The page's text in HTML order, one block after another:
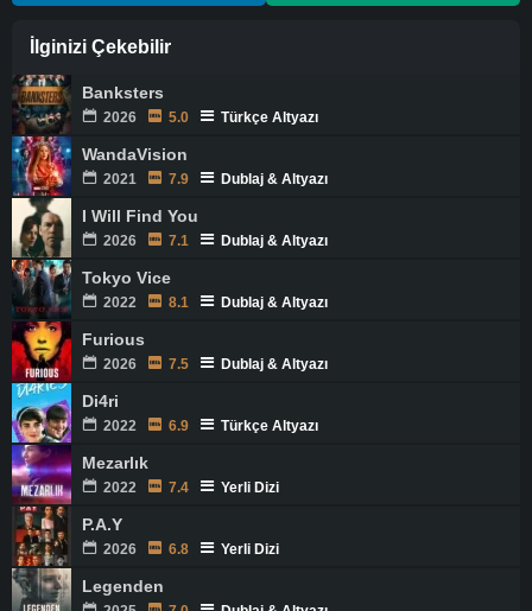
İlginizi Çekebilir
Banksters
2026 5.0 Türkçe Altyazı
WandaVision
2021 7.9 Dublaj & Altyazı
I Will Find You
2026 7.1 Dublaj & Altyazı
Tokyo Vice
2022 8.1 Dublaj & Altyazı
Furious
2026 7.5 Dublaj & Altyazı
Di4ri
2022 6.9 Türkçe Altyazı
Mezarlık
2022 7.4 Yerli Dizi
P.A.Y
2026 6.8 Yerli Dizi
Legenden